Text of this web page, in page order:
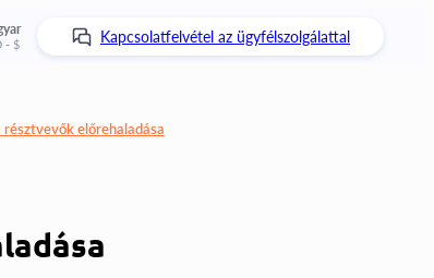
- $ Kapcsolatfelvétel az ügyfélszolgálattal
előrehaladása